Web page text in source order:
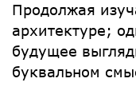
Продолжая
архитектуре;
будущее
буквальном